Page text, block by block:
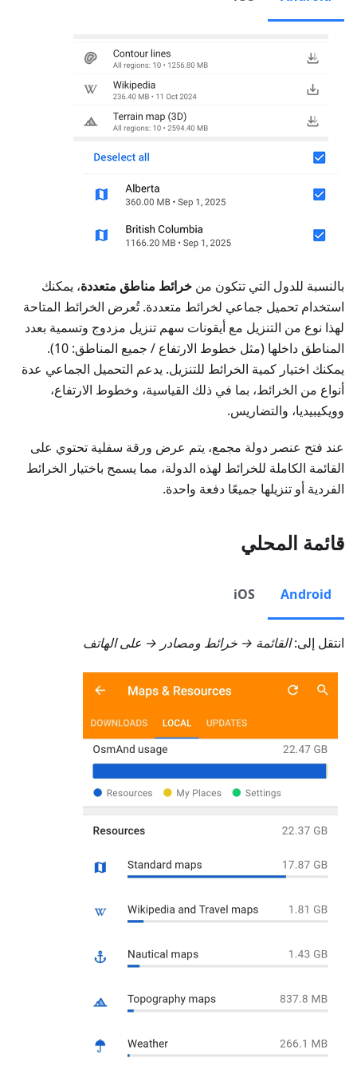
بالنسبة للدول التي تتكون من خرائط مناطق متعددة، يمكنك
استخدام تحميل جماعي لخرائط متعددة. تُعرض الخرائط المتاحة
لهذا نوع من التنزيل مع أيقونات سهم تنزيل مزدوج وتسمية بعدد
المناطق داخلها (مثل خطوط الارتفاع / جميع المناطق: 10).
يمكنك اختيار كمية الخرائط للتنزيل. يدعم التحميل الجماعي عدة
أنواع من الخرائط، بما في ذلك القياسية، وخطوط الارتفاع،
وويكيبيديا، والتضاريس.
عند فتح عنصر دولة مجمع، يتم عرض ورقة سفلية تحتوي على
القائمة الكاملة للخرائط لهذه الدولة، مما يسمح باختيار الخرائط
الفردية أو تنزيلها جميعًا دفعة واحدة.
قائمة المحلي
Android
iOS
انتقل إلى:القائمة → خرائط ومصادر → على الهاتف